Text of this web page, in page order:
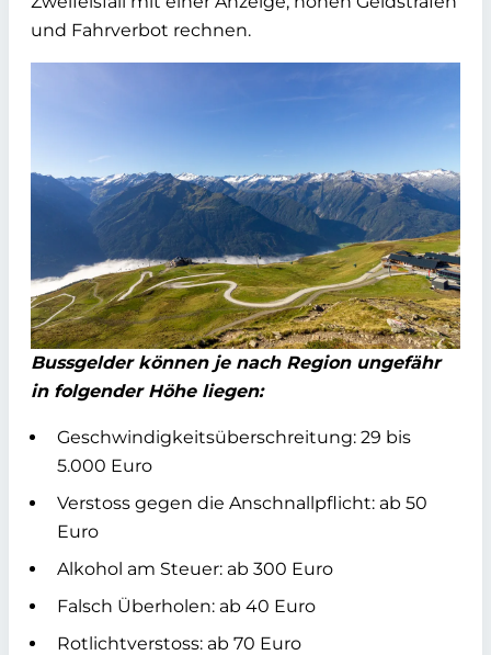
und Fahrverbot rechnen.
Bussgelder können je nach Region ungefähr
in folgender Höhe liegen:
Geschwindigkeitsüberschreitung: 29 bis
5.000 Euro
Verstoss gegen die Anschnallpflicht: ab 50
Euro
Alkohol am Steuer: ab 300 Euro
Falsch Überholen: ab 40 Euro
Rotlichtverstoss: ab 70 Euro